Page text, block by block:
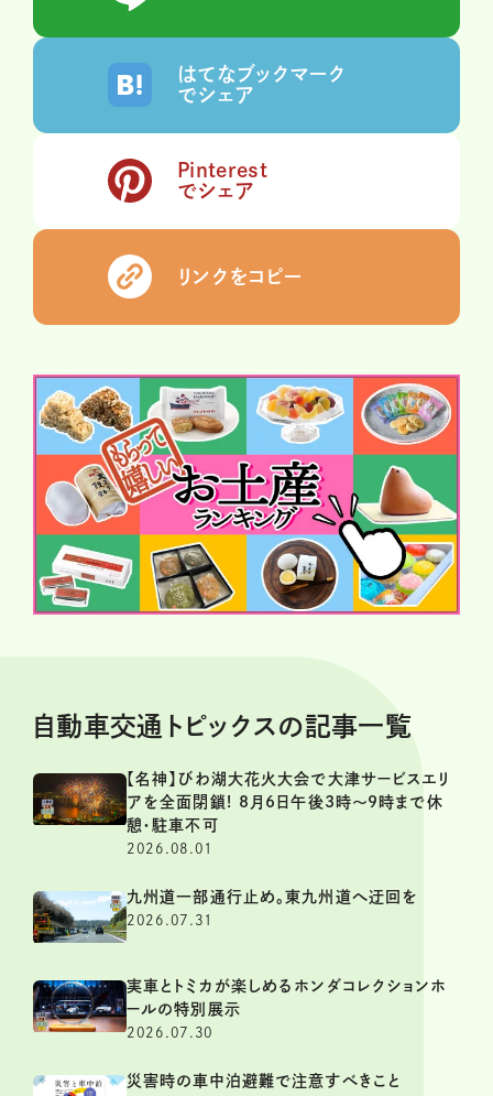
はてなブックマーク
でシェア
Pinterest
でシェア
リンクをコピー
自動車交通トピックスの記事一覧
【名神】びわ湖大花火大会で大津サービスエリ
アを全面閉鎖! 8月6日午後3時～9時まで休
憩・駐車不可
2026.08.01
九州道一部通行止め。東九州道へ迂回を
2026.07.31
実車とトミカが楽しめるホンダコレクションホ
ールの特別展示
2026.07.30
災害時の車中泊避難で注意すべきこと